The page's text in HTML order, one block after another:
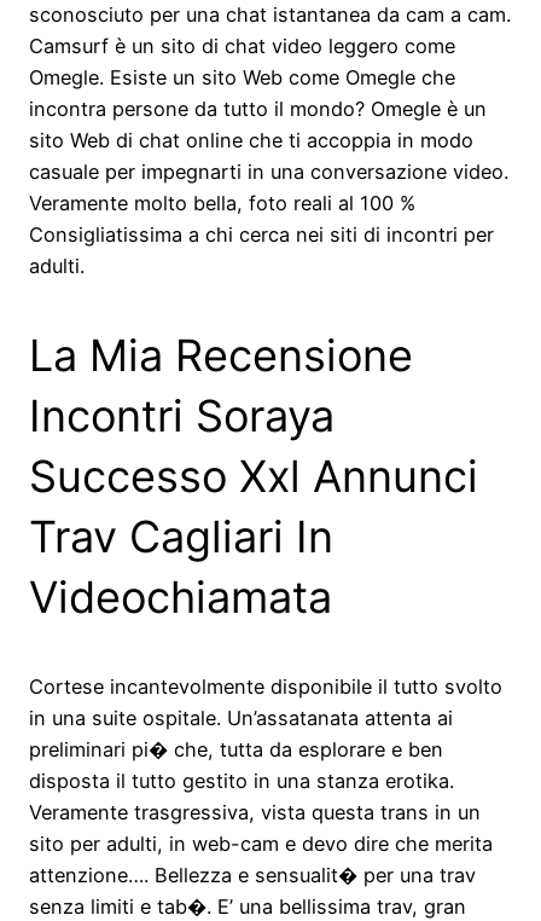
sconosciuto per una chat istantanea da cam a cam.
Camsurf è un sito di chat video leggero come
Omegle. Esiste un sito Web come Omegle che
incontra persone da tutto il mondo? Omegle è un
sito Web di chat online che ti accoppia in modo
casuale per impegnarti in una conversazione video.
Veramente molto bella, foto reali al 100 %
Consigliatissima a chi cerca nei siti di incontri per
adulti.
La Mia Recensione
Incontri Soraya
Successo Xxl Annunci
Trav Cagliari In
Videochiamata
Cortese incantevolmente disponibile il tutto svolto
in una suite ospitale. Un’assatanata attenta ai
preliminari pi� che, tutta da esplorare e ben
disposta il tutto gestito in una stanza erotika.
Veramente trasgressiva, vista questa trans in un
sito per adulti, in web-cam e devo dire che merita
attenzione…. Bellezza e sensualit� per una trav
senza limiti e tab�. E’ una bellissima trav, gran